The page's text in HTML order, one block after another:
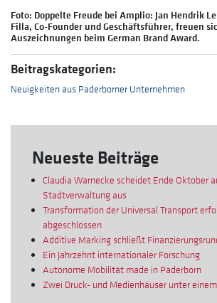
Foto: Doppelte Freude bei Amplio: Jan Hendrik
Filla, Co-Founder und Geschäftsführer, freuen
Auszeichnungen beim German Brand Award.
Beitragskategorien:
Neuigkeiten aus Paderborner Unternehmen
Neueste Beiträge
Claudia Warnecke scheidet Ende Oktober
Stadtverwaltung aus
Transformation der Universal Transport
abgeschlossen
Additive Marking schließt
Ein Jahrzehnt internationaler Forschung
Autonome Mobilität made in Paderborn
Zwei Druck- und Medienhäuser unter